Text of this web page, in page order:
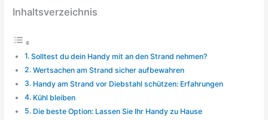
Inhaltsverzeichnis
Solltest du dein Handy mit an den Strand nehmen?
Wertsachen am Strand sicher aufbewahren
Handy am Strand vor Diebstahl schützen: Erfahrungen
Kühl bleiben
Die beste Option: Lassen Sie Ihr Handy zu Hause